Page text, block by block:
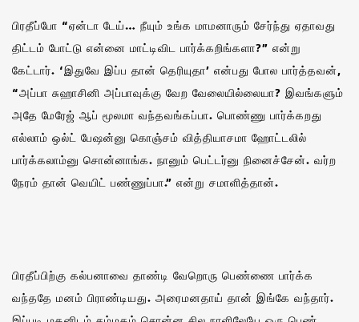
பிரதீப்போ “ஏன்டா டேய்… நீயும் உங்க மாமனாரும் சேர்ந்து ஏதாவது
திட்டம் போட்டு என்னை மாட்டிவிட பார்க்கறிங்களா?” என்று
கேட்டார். ‘இதுவே இப்ப தான் தெரியுதா’ என்பது போல பார்த்தவன்,
“அப்பா சுஹாசினி அப்பாவுக்கு வேற வேலையில்லையா? இவங்களும்
அதே மேரேஜ் ஆப் மூலமா வந்தவங்கப்பா‌. பொண்ணு பார்க்கறது
எல்லாம் ஒல்ட் பேஷன்னு கொஞ்சம் வித்தியாசமா ஹோட்டலில்
பார்க்கலாம்னு சொன்னாங்க. நானும் பெட்டர்னு நினைச்சேன். வர்ற
நேரம் தான் வெயிட் பண்ணுப்பா.” என்று சமாளித்தான்.
பிரதீப்பிற்கு கல்பனாவை தாண்டி வேறொரு பெண்ணை பார்க்க
வந்ததே மனம் பிராண்டியது. அரைமனதாய் தான் இங்கே வந்தார்.